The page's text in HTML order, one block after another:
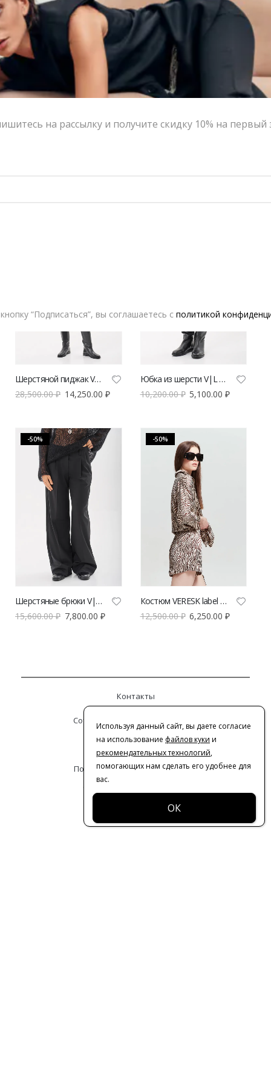
Шерстяной пиджак V|L черный
28,500.00₽ 14,250.00 ₽
Юбка из шерсти V|L черная
10,200.00₽ 5,100.00₽
-50%
Шерстяные брюки V|L черные
15,600.00₽ 7,800.00 ₽
-50%
Костюм VERESK label из вискозы
12,500.00₽ 6,250.00₽
Контакты
Сотрудничество с дизайнерами
Оферта
Политика конфиденциальности
Используя данный сайт, вы даете согласие
на использование файлов куки и
рекомендательных технологий,
помогающих нам сделать его удобнее для
вас.
на рассылку и получите скидку 10% на первый
“Подписаться”, вы соглашаетесь с политикой